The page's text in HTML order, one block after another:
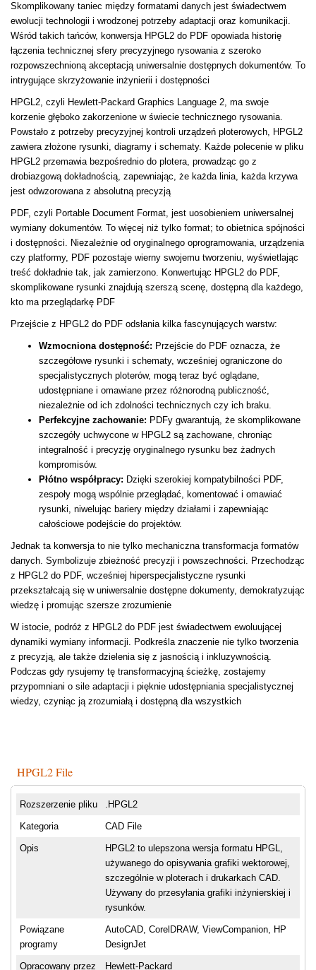
Skomplikowany taniec między formatami danych jest świadectwem
ewolucji technologii i wrodzonej potrzeby adaptacji oraz komunikacji.
Wśród takich tańców, konwersja HPGL2 do PDF opowiada historię
łączenia technicznej sfery precyzyjnego rysowania z szeroko
rozpowszechnioną akceptacją uniwersalnie dostępnych dokumentów. To
intrygujące skrzyżowanie inżynierii i dostępności
HPGL2, czyli Hewlett-Packard Graphics Language 2, ma swoje
korzenie głęboko zakorzenione w świecie technicznego rysowania.
Powstało z potrzeby precyzyjnej kontroli urządzeń ploterowych, HPGL2
zawiera złożone rysunki, diagramy i schematy. Każde polecenie w pliku
HPGL2 przemawia bezpośrednio do plotera, prowadząc go z
drobiazgową dokładnością, zapewniając, że każda linia, każda krzywa
jest odwzorowana z absolutną precyzją
PDF, czyli Portable Document Format, jest uosobieniem uniwersalnej
wymiany dokumentów. To więcej niż tylko format; to obietnica spójności
i dostępności. Niezależnie od oryginalnego oprogramowania, urządzenia
czy platformy, PDF pozostaje wierny swojemu tworzeniu, wyświetlając
treść dokładnie tak, jak zamierzono. Konwertując HPGL2 do PDF,
skomplikowane rysunki znajdują szerszą scenę, dostępną dla każdego,
kto ma przeglądarkę PDF
Przejście z HPGL2 do PDF odsłania kilka fascynujących warstw:
Wzmocniona dostępność: Przejście do PDF oznacza, że
szczegółowe rysunki i schematy, wcześniej ograniczone do
specjalistycznych ploterów, mogą teraz być oglądane,
udostępniane i omawiane przez różnorodną publiczność,
niezależnie od ich zdolności technicznych czy ich braku.
Perfekcyjne zachowanie: PDFy gwarantują, że skomplikowane
szczegóły uchwycone w HPGL2 są zachowane, chroniąc
integralność i precyzję oryginalnego rysunku bez żadnych
kompromisów.
Płótno współpracy: Dzięki szerokiej kompatybilności PDF,
zespoły mogą wspólnie przeglądać, komentować i omawiać
rysunki, niwelując bariery między działami i zapewniając
całościowe podejście do projektów.
Jednak ta konwersja to nie tylko mechaniczna transformacja formatów
danych. Symbolizuje zbieżność precyzji i powszechności. Przechodząc
z HPGL2 do PDF, wcześniej hiperspecjalistyczne rysunki
przekształcają się w uniwersalnie dostępne dokumenty, demokratyzując
wiedzę i promując szersze zrozumienie
W istocie, podróż z HPGL2 do PDF jest świadectwem ewoluującej
dynamiki wymiany informacji. Podkreśla znaczenie nie tylko tworzenia
z precyzją, ale także dzielenia się z jasnością i inkluzywnością.
Podczas gdy rysujemy tę transformacyjną ścieżkę, zostajemy
przypomniani o sile adaptacji i pięknie udostępniania specjalistycznej
wiedzy, czyniąc ją zrozumiałą i dostępną dla wszystkich
HPGL2 File
Rozszerzenie pliku .HPGL2
Kategoria CAD File
Opis
HPGL2 to ulepszona wersja formatu HPGL,
używanego do opisywania grafiki wektorowej,
szczególnie w ploterach i drukarkach CAD.
Używany do przesyłania grafiki inżynierskiej i
rysunków.
Powiązane
programy
AutoCAD, CorelDRAW, ViewCompanion, HP
DesignJet
Opracowany przez Hewlett-Packard